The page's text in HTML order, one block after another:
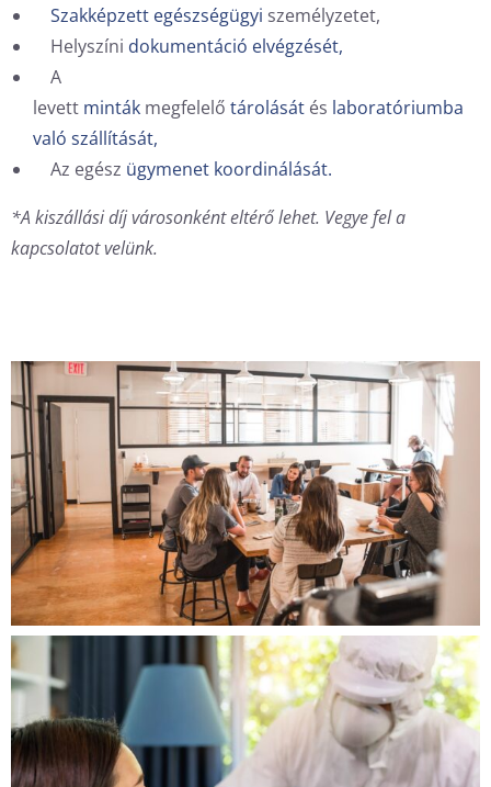
Szakképzett egészségügyi személyzetet,
Helyszíni dokumentáció elvégzését,
A
levett minták megfelelő tárolását és laboratóriumba
való szállítását,
Az egész ügymenet koordinálását.
*A kiszállási díj városonként eltérő lehet. Vegye fel a
kapcsolatot velünk.